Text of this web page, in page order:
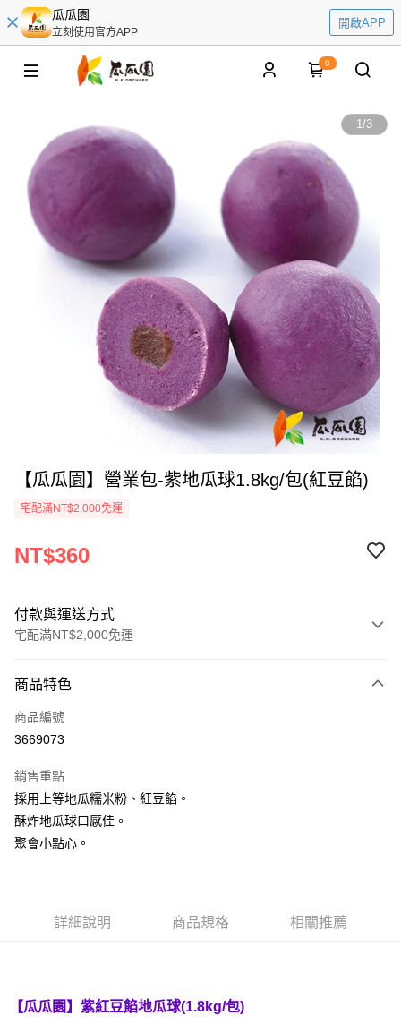
瓜瓜園
立刻使用官方APP
開啟APP
0
1/3
【瓜瓜園】營業包-紫地瓜球1.8kg/包(紅豆餡)
宅配滿NT$2,000免運
NT$360
付款與運送方式
宅配滿NT$2,000免運
信用卡一次付款
LINE Pay
街口支付
悠遊付
相關說明
２．便利：只要手機號碼，簡訊認證，即可結帳。
３．安心：先確認商品／服務後，再付款。
商品特色
商品編號
3669073
銷售重點
採用上等地瓜糯米粉、紅豆餡。
酥炸地瓜球口感佳。
聚會小點心。
詳細說明 商品規格 相關推薦
【瓜瓜園】紫紅豆餡地瓜球(1.8kg/包)